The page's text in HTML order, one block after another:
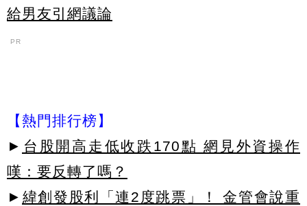
給男友引網議論
PR
【熱門排行榜】
► 台股開高走低收跌170點 網見外資操作
嘆：要反轉了嗎？
► 緯創發股利「連2度跳票」！ 金管會說重